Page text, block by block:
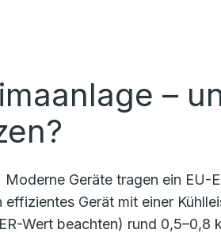
–
Geräte tragen ein EU-
Gerät mit einer
Wert beachten) rund 0,5–0,8